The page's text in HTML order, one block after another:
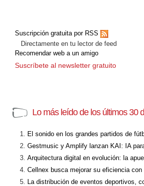
Suscripción gratuita por RSS
Directamente en tu lector de feed
Recomendar web a un amigo
Suscríbete al newsletter gratuito
Lo más leído de los últimos 30
El sonido en los grandes partidos de
Gestmusic y Amplify lanzan KAI: IA
Arquitectura digital en evolución: la
Cellnex busca mejorar su eficiencia
La distribución de eventos deportivos,